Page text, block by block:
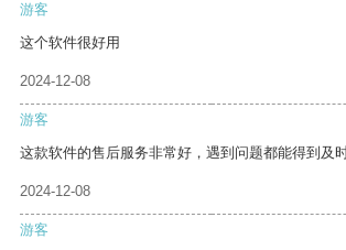
游客
这个软件很好用
2024-12-08
游客
这款软件的售后服务非常好，遇到问题都能得到及时
2024-12-08
游客